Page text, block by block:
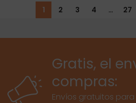
1 2 3 4 … 27
Gratis, el
compras:
Envíos gratuitos para